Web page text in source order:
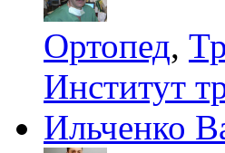
Ортопед,
Институт
Ильченко